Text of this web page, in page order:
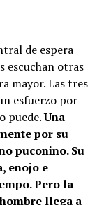
de espera
escuchan otras
mayor. Las tres
esfuerzo por
puede.Una
por su
puconino. Su
enojo e
Pero la
llega a